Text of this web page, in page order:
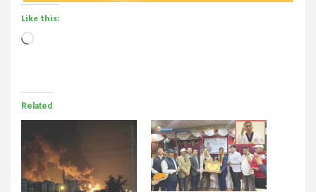
Like this:
Loading…
Related